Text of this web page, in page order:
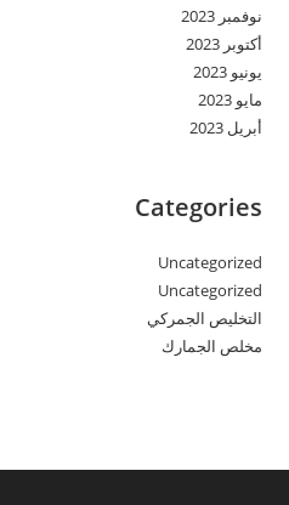
نوفمبر 2023
أكتوبر 2023
يونيو 2023
مايو 2023
أبريل 2023
Categories
Uncategorized
Uncategorized
التخليص الجمركي
مخلص الجمارك